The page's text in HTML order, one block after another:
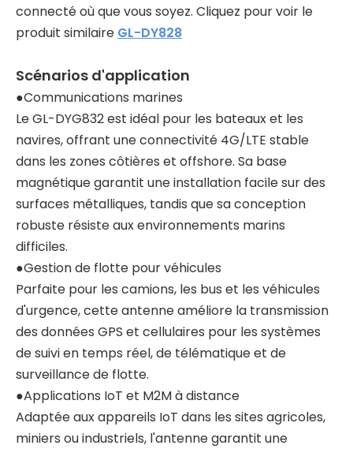
connecté où que vous soyez. Cliquez pour voir le
produit similaire GL-DY828
Scénarios d'application
●Communications marines
Le GL-DYG832 est idéal pour les bateaux et les
navires, offrant une connectivité 4G/LTE stable
dans les zones côtières et offshore. Sa base
magnétique garantit une installation facile sur des
surfaces métalliques, tandis que sa conception
robuste résiste aux environnements marins
difficiles.
●Gestion de flotte pour véhicules
Parfaite pour les camions, les bus et les véhicules
d'urgence, cette antenne améliore la transmission
des données GPS et cellulaires pour les systèmes
de suivi en temps réel, de télématique et de
surveillance de flotte.
●Applications IoT et M2M à distance
Adaptée aux appareils IoT dans les sites agricoles,
miniers ou industriels, l'antenne garantit une